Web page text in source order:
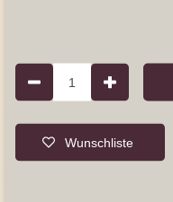
1
Wunschliste